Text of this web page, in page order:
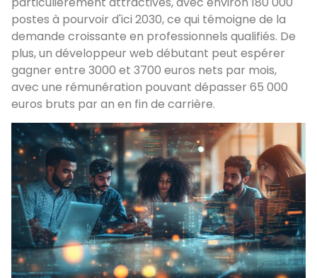
postes à pourvoir d'ici 2030, ce qui témoigne de la
demande croissante en professionnels qualifiés. De
plus, un développeur web débutant peut espérer
gagner entre 3000 et 3700 euros nets par mois,
avec une rémunération pouvant dépasser 65 000
euros bruts par an en fin de carrière.